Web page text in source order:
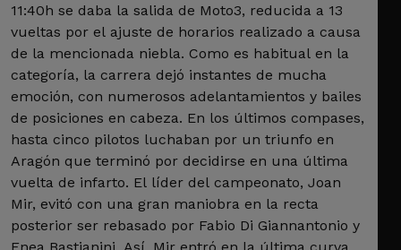
11:40h se daba la salida de Moto3, reducida a 13
vueltas por el ajuste de horarios realizado a causa
de la mencionada niebla. Como es habitual en la
categoría, la carrera dejó instantes de mucha
emoción, con numerosos adelantamientos y bailes
de posiciones en cabeza. En los últimos compases,
hasta cinco pilotos luchaban por un triunfo en
Aragón que terminó por decidirse en una última
vuelta de infarto. El líder del campeonato, Joan
Mir, evitó con una gran maniobra en la recta
posterior ser rebasado por Fabio Di Giannantonio y